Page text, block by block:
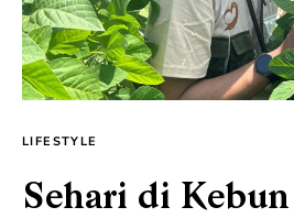
LIFESTYLE
Sehari di